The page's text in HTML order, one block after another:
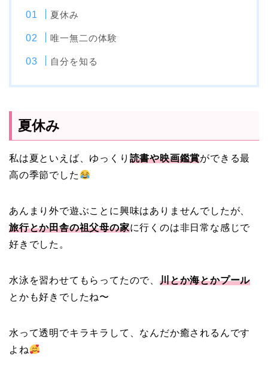
夏休み
唯一無二の体験
自分を知る
夏休み
私は夏といえば、ゆっくり 読書や映画鑑賞ができる最
高の季節でした
あんまり外で遊ぶことに興味はありませんでしたが、
旅行とか田舎の祖父母の家に行くのは非日常な感じで
好きでした。
水泳を習わせてもらってたので、 川とか海とかプール
とかも好きでしたね〜
水って透明でキラキラして、なんだか癒されるんです
よね